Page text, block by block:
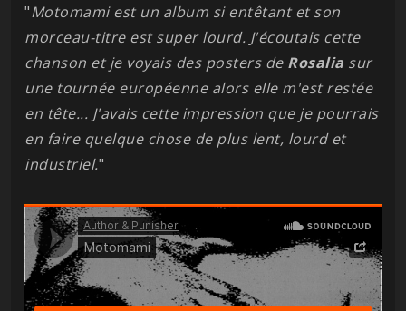
"Motomami est un album si entêtant et son
morceau-titre est super lourd. J'écoutais cette
chanson et je voyais des posters de Rosalia sur
une tournée européenne alors elle m'est restée
en tête... J'avais cette impression que je pourrais
en faire quelque chose de plus lent, lourd et
industriel."